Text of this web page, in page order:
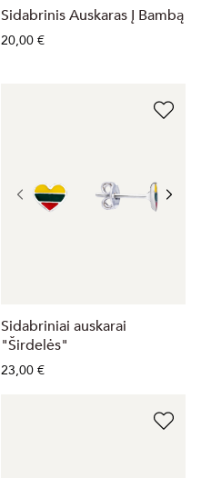
Sidabrinis Auskaras Į Bambą
20,00 €
Sidabriniai auskarai
"Širdelės"
23,00 €